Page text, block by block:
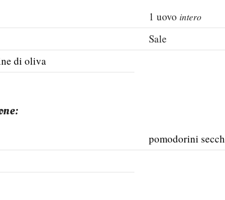
1 uovo intero
Sale
di oliva
pomodorini